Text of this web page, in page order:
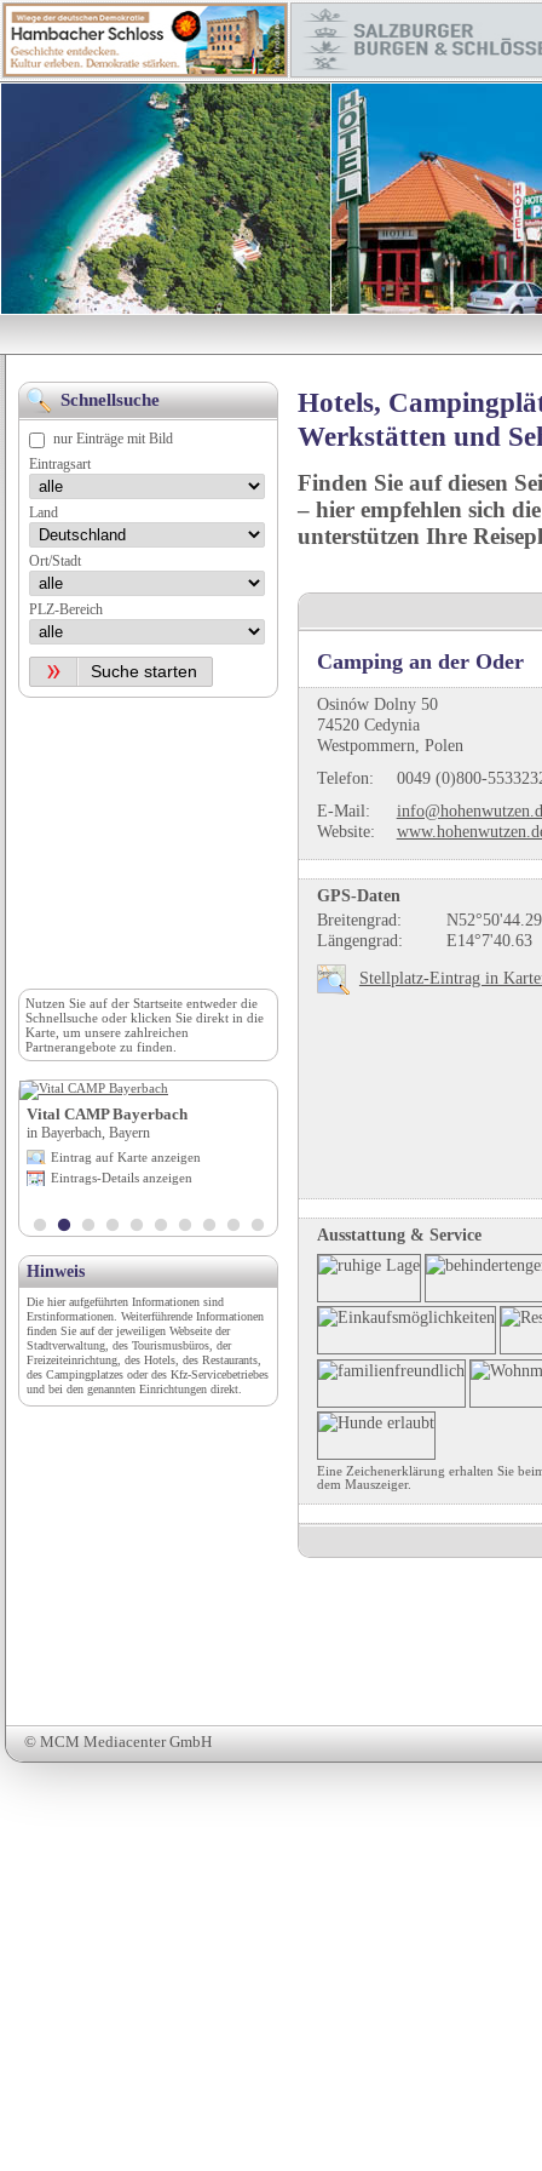
Hotels,
Werkstätten und
Finden Sie auf diesen
– hier empfehlen sich
unterstützen Ihre
Camping an der Oder
Osinów Dolny 50
74520 Cedynia
Westpommern, Polen
Telefon:
0049 (0)800-
E-Mail:
Website:
GPS-Daten
Breitengrad:
N52°50'44.29
Längengrad:
E14°7'40.63
Stellplatz-Eintrag in
Ausstattung & Service
Eine Zeichenerklärung erhalten Sie
dem Mauszeiger.
© MCM Mediacenter GmbH
Schnellsuche
nur Einträge mit Bild
Eintragsart
Land
Ort/Stadt
PLZ-Bereich
Nutzen Sie auf der Startseite entweder die
Schnellsuche oder klicken Sie direkt in die
Karte, um unsere zahlreichen
Partnerangebote zu finden.
Vital CAMP Bayerbach
in Bayerbach, Bayern
Eintrag auf Karte anzeigen
Eintrags-Details anzeigen
Hinweis
Die hier aufgeführten Informationen sind
Erstinformationen. Weiterführende Informationen
finden Sie auf der jeweiligen Webseite der
Stadtverwaltung, des Tourismusbüros, der
Freizeiteinrichtung, des Hotels, des Restaurants,
des Campingplatzes oder des Kfz-Servicebetriebes
und bei den genannten Einrichtungen direkt.